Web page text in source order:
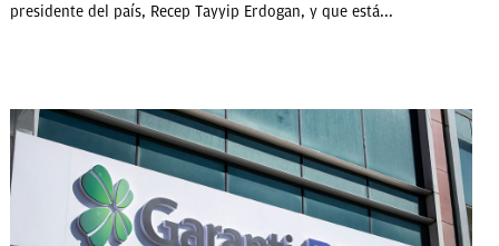
presidente del país, Recep Tayyip Erdogan, y que está...